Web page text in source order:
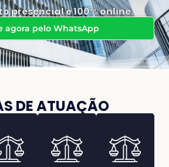
presencial e 100% online.
agora pelo WhatsApp
DE ATUAÇÃO